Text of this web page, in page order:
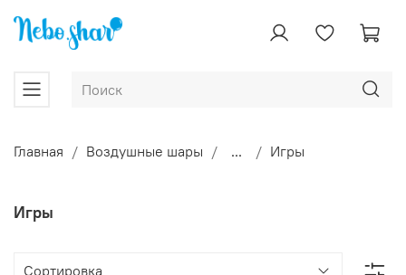
Главная Воздушные шары ... Игры
Игры